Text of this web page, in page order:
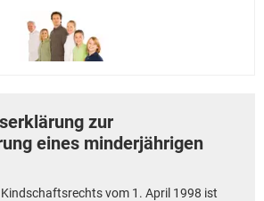
zur
eines minderjährigen
vom 1. April 1998 ist